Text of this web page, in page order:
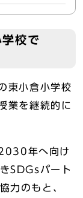
校で
東小倉小学校
業を継続的に
年へ向け
SDGsパート
力のもと、